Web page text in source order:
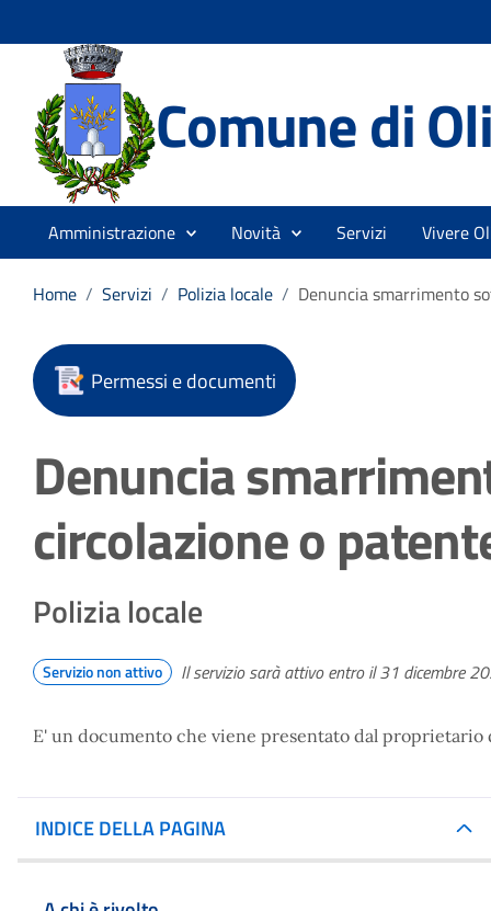
Comune di
Amministrazione Novità Servizi Vivere
Home / Servizi / Polizia locale / Denuncia smarrimento
Permessi e documenti
Denuncia
circolazione o
Polizia locale
Servizio non attivo Il servizio sarà attivo entro il 31 dicembre
E' un documento che viene presentato dal
INDICE DELLA PAGINA